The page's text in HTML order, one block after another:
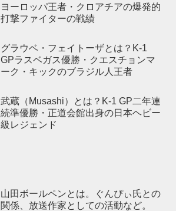
ヨーロッパ王者・クロアチアの爆発的
打撃ファイターの戦績
グラウベ・フェイトーザとは？K-1
GPラスベガス優勝・クエスチョンマ
ーク・キックのブラジル人王者
武蔵（Musashi）とは？K-1 GP二年連
続準優勝・正道会館出身の日本ヘビー
級レジェンド
山田ボールペンとは。ぐんぴぃ氏との
関係、放送作家としての活動など。